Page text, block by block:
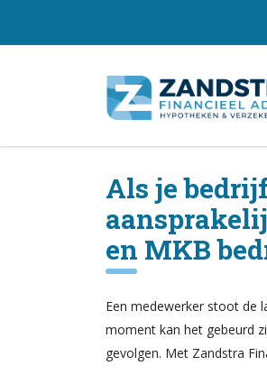
Als je
en MKB
Een medewerker stoot de
moment kan het gebeurd
gevolgen. Met Zandstra